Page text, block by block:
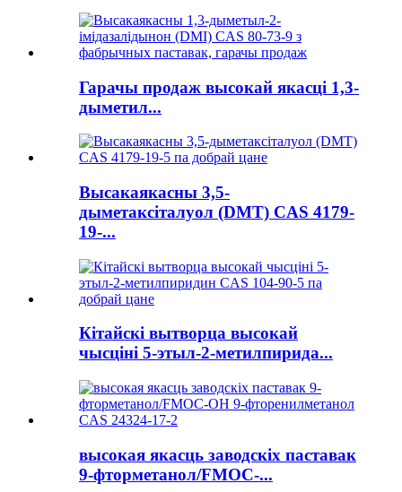
Гарачы продаж высокай якасці 1,3-
дыметил...
Высакаякасны 3,5-
дыметаксіталуол (DMT) CAS 4179-
19-...
Кітайскі вытворца высокай
чысціні 5-этыл-2-метилпирида...
высокая якасць заводскіх паставак
9-фторметанол/FMOC-...